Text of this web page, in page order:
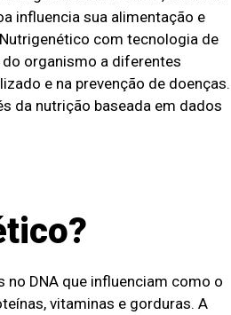
influencia sua alimentação e
com tecnologia de
organismo a diferentes
e na prevenção de doenças.
da nutrição baseada em dados
no DNA que influenciam como o
vitaminas e gorduras. A